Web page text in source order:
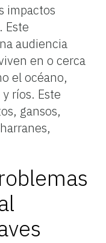
impactos
Este
audiencia
en o cerca
el océano,
ríos. Este
gansos,